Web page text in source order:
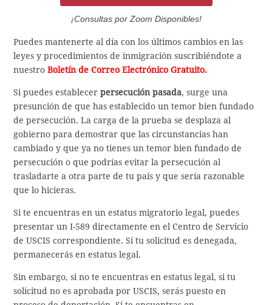
¡Consultas por Zoom Disponibles!
Puedes mantenerte al día con los últimos cambios en las
leyes y procedimientos de inmigración suscribiéndote a
nuestroBoletín de Correo Electrónico Gratuito.
Si puedes establecerpersecución pasada, surge una
presunción de que has establecido un temor bien fundado
de persecución. La carga de la prueba se desplaza al
gobierno para demostrar que las circunstancias han
cambiado y que ya no tienes un temor bien fundado de
persecución o que podrías evitar la persecución al
trasladarte a otra parte de tu país y que sería razonable
que lo hicieras.
Si te encuentras en un estatus migratorio legal, puedes
presentar un I-589 directamente en el Centro de Servicio
de USCIS correspondiente. Si tu solicitud es denegada,
permanecerás en estatus legal.
Sin embargo, si no te encuentras en estatus legal, si tu
solicitud no es aprobada por USCIS, serás puesto en